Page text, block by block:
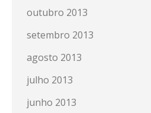
outubro 2013
setembro 2013
agosto 2013
julho 2013
junho 2013